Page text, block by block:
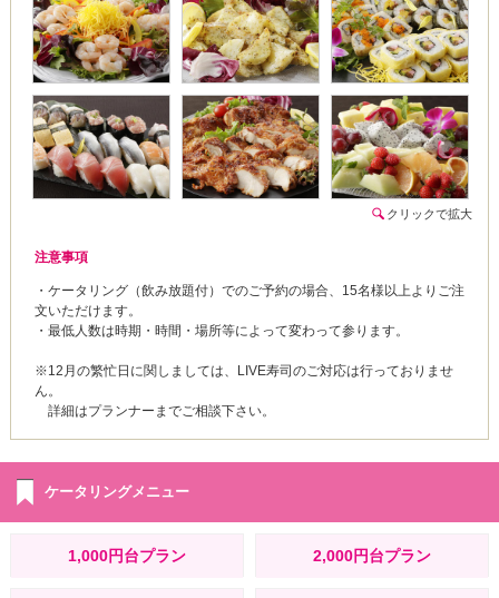
クリックで拡大
注意事項
・ケータリング（飲み放題付）でのご予約の場合、15名様以上よりご注
文いただけます。
・最低人数は時期・時間・場所等によって変わって参ります。
※12月の繁忙日に関しましては、LIVE寿司のご対応は行っておりませ
ん。
詳細はプランナーまでご相談下さい。
ケータリングメニュー
1,000円台プラン 2,000円台プラン